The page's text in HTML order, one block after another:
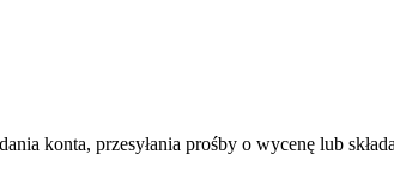
konta, przesyłania prośby o wycenę lub